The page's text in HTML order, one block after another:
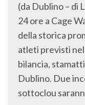
(da Dublino – di
24 ore a Cage
della storica
atleti previsti
bilancia,
Dublino. Due
sottoclou